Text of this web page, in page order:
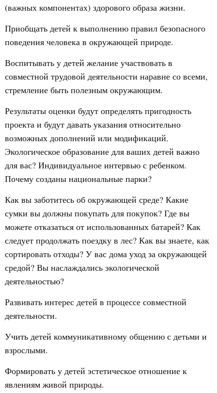
(важных компонентах) здорового образа жизни.
Приобщать детей к выполнению правил безопасного
поведения человека в окружающей природе.
Воспитывать у детей желание участвовать в
совместной трудовой деятельности наравне со всеми,
стремление быть полезным окружающим.
Результаты оценки будут определять пригодность
проекта и будут давать указания относительно
возможных дополнений или модификаций.
Экологическое образование для ваших детей важно
для вас? Индивидуальное интервью с ребенком.
Почему созданы национальные парки?
Как вы заботитесь об окружающей среде? Какие
сумки вы должны покупать для покупок? Где вы
можете отказаться от использованных батарей? Как
следует продолжать поездку в лес? Как вы знаете, как
сортировать отходы? У вас дома уход за окружающей
средой? Вы наслаждались экологической
деятельностью?
Развивать интерес детей в процессе совместной
деятельности.
Учить детей коммуникативному общению с детьми и
взрослыми.
Формировать у детей эстетическое отношение к
явлениям живой природы.